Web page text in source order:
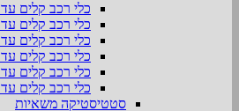
כלי רכב קלים עד 3.5 טון 2022
כלי רכב קלים עד 3.5 טון 2021
כלי רכב קלים עד 3.5 טון 2020
כלי רכב קלים עד 3.5 טון 2019
כלי רכב קלים עד 3.5 טון 2018
כלי רכב קלים עד 3.5 טון 2017
סטטיסטיקה משאיות